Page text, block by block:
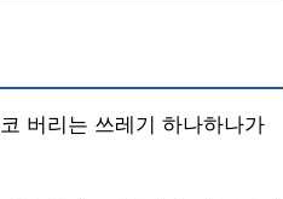
버리는 쓰레기 하나하나가